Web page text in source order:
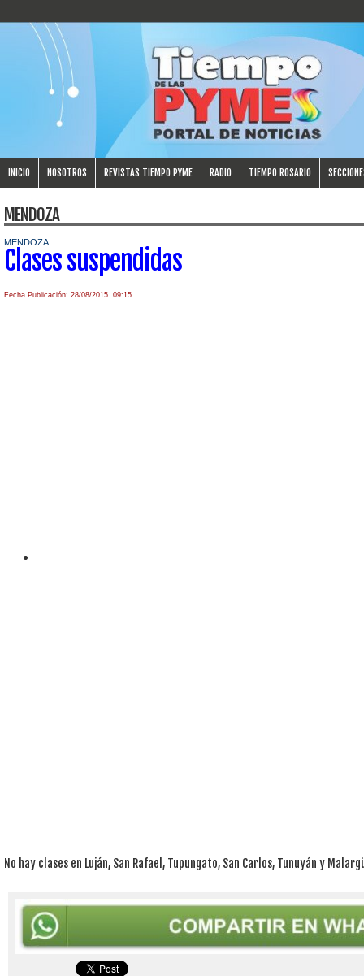
INICIO NOSOTROS REVISTAS TIEMPO PYME RADIO TIEMPO ROSARIO
MENDOZA
MENDOZA
Clases suspendidas
Fecha Publicación: 28/08/2015 09:15
No hay clases en Luján, San Rafael, Tupungato, San Carlos, Tunuyán y